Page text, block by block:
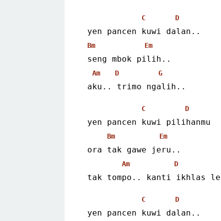
C D
yen pancen kuwi dalan..
Bm Em
seng mbok pilih..
Am D G
aku.. trimo ngalih..
C D
yen pancen kuwi pilihanmu
Bm Em
ora tak gawe jeru..
Am D
tak tompo.. kanti ikhlas
C D
yen pancen kuwi dalan..